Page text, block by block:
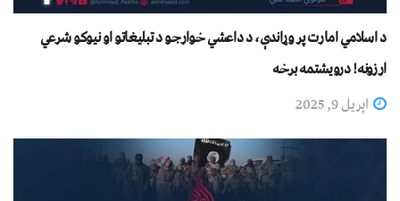
د اسلامي امارت پر وړاندې، د داعشي خوارجو د تبليغاتو او نیوکو شرعي
ارزونه! درويشتمه برخه
اپریل 9, 2025